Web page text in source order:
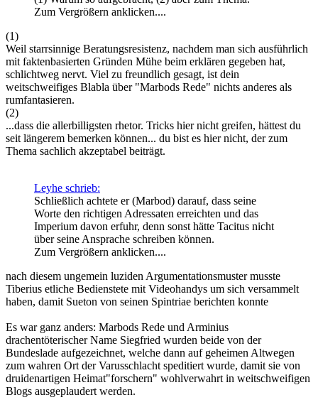
Zum Vergrößern anklicken....
(1)
Weil starrsinnige Beratungsresistenz, nachdem man sich ausführlich
mit faktenbasierten Gründen Mühe beim erklären gegeben hat,
schlichtweg nervt. Viel zu freundlich gesagt, ist dein
weitschweifiges Blabla über "Marbods Rede" nichts anderes als
rumfantasieren.
(2)
...dass die allerbilligsten rhetor. Tricks hier nicht greifen, hättest du
seit längerem bemerken können... du bist es hier nicht, der zum
Thema sachlich akzeptabel beiträgt.
Leyhe schrieb:
Schließlich achtete er (Marbod) darauf, dass seine
Worte den richtigen Adressaten erreichten und das
Imperium davon erfuhr, denn sonst hätte Tacitus nicht
über seine Ansprache schreiben können.
Zum Vergrößern anklicken....
nach diesem ungemein luziden Argumentationsmuster musste
Tiberius etliche Bedienstete mit Videohandys um sich versammelt
haben, damit Sueton von seinen Spintriae berichten konnte
Es war ganz anders: Marbods Rede und Arminius
drachentöterischer Name Siegfried wurden beide von der
Bundeslade aufgezeichnet, welche dann auf geheimen Altwegen
zum wahren Ort der Varusschlacht speditiert wurde, damit sie von
druidenartigen Heimat"forschern" wohlverwahrt in weitschweifigen
Blogs ausgeplaudert werden.